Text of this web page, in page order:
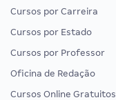
Cursos por Carreira
Cursos por Estado
Cursos por Professor
Oficina de Redação
Cursos Online Gratuitos